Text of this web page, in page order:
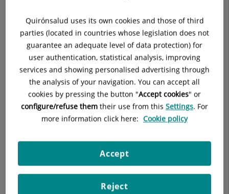
Guía de acogida al paciente
Derechos y deberes del paciente
Quirónsalud uses its own cookies and those of third
parties (located in countries whose legislation does not
guarantee an adequate level of data protection) for
user authentication, statistical analysis, improving
services and showing personalised advertising through
the analysis of your navigation. You can accept all
cookies by pressing the button "Accept cookies" or
configure/refuse them their use from this Settings. For
more information click here: Cookie policy
Reject
Accept